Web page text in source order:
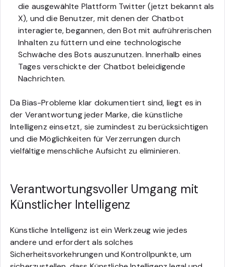
die ausgewählte Plattform Twitter (jetzt bekannt als
X), und die Benutzer, mit denen der Chatbot
interagierte, begannen, den Bot mit aufrührerischen
Inhalten zu füttern und eine technologische
Schwäche des Bots auszunutzen. Innerhalb eines
Tages verschickte der Chatbot beleidigende
Nachrichten.
Da Bias-Probleme klar dokumentiert sind, liegt es in
der Verantwortung jeder Marke, die künstliche
Intelligenz einsetzt, sie zumindest zu berücksichtigen
und die Möglichkeiten für Verzerrungen durch
vielfältige menschliche Aufsicht zu eliminieren.
Verantwortungsvoller Umgang mit
Künstlicher Intelligenz
Künstliche Intelligenz ist ein Werkzeug wie jedes
andere und erfordert als solches
Sicherheitsvorkehrungen und Kontrollpunkte, um